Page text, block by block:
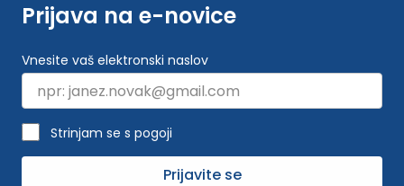
Prijava na e-novice
Vnesite vaš elektronski naslov
Strinjam se s pogoji
Prijavite se